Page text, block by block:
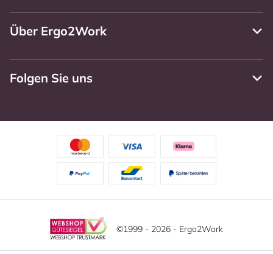
Über Ergo2Work
Folgen Sie uns
©1999 - 2026 - Ergo2Work